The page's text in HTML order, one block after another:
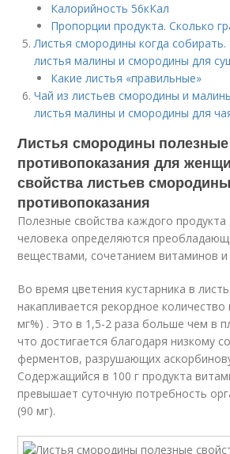
Калорийность 56кКал
Пропорции продукта. Сколько
Листья смородины когда собирать.
листья малины и смородины для
Какие листья «правильные»
Чай из листьев смородины и
листья малины и смородины для
Листья смородины полезные
противопоказания для
свойства листьев
противопоказания
Полезные свойства каждого продукта
человека определяются
веществами, сочетанием витаминов
Во время цветения кустарника в
накапливается рекордное
мг%) . Это в 1,5-2 раза больше чем в
что достигается благодаря низкому
ферментов, разрушающих
Содержащийся в 100 г продукта
превышает суточную потребность
(90 мг).